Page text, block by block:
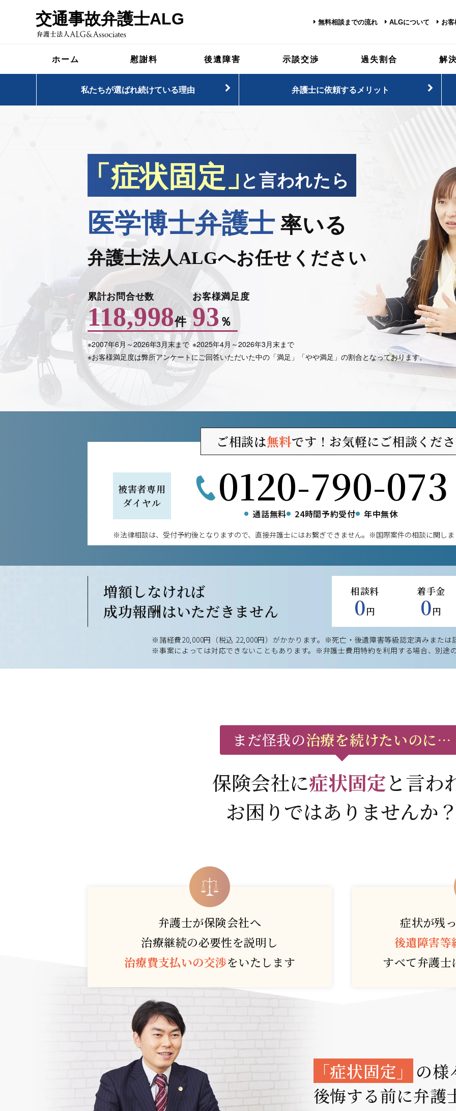
交通事故弁護士ALG 無料相談までの流れ ALGについて お
ホーム 慰謝料 後遺障害 示談交渉 過失割合 解
私たちが選ばれ続けている理由 弁護士に依頼するメリット
「症状固定」と言われたら
医学博士弁護士 率いる
弁護士法人ALGへお任せください
累計お問合せ数
118,998件
※2007年6月～2026年3月末まで
お客様満足度
93 ％
※2025年4月～2026年3月末まで
※お客様満足度は弊所アンケートにご回答いただいた中の 「満足」「やや満足」の割合となっております。
ご相談は無料です！ お気軽にご相談くだ
被害者専用
ダイヤル
0120-790-073
通話無料 24時間予約受付 年中無休
※法律相談は、受付予約後となりますので、直接弁護士にはお繋ぎできません。 ※国際案件の相談に関し
増額しなければ
成功報酬はいただきません
相談料
0円
着手金
0円
※諸経費20,000円（税込 22,000円）がかかります。 ※死亡・後遺障害等級認定済みまたは
※事案によっては対応できないこともあります。 ※弁護士費用特約を利用する場合、別途
まだ怪我の治療を続けたいのに…
保険会社に症状固定と言わ
お困りではありませんか
弁護士が保険会社へ
治療継続の必要性を説明し
治療費支払いの交渉をいたします
症状が残
後遺障害等
すべて弁護士
「症状固定」
の様
後悔する前に弁護